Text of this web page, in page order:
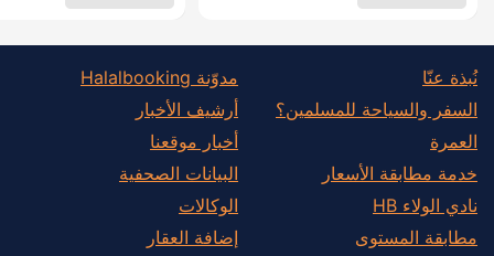
نُبذة عنّا
السفر والسياحة للمسلمين؟
العمرة
خدمة مطابقة الأسعار
نادي الولاء HB
مطابقة المستوى
مدوّنة Halalbooking
أرشيف الأخبار
أخبار موقعنا
البيانات الصحفية
الوكالات
إضافة العقار